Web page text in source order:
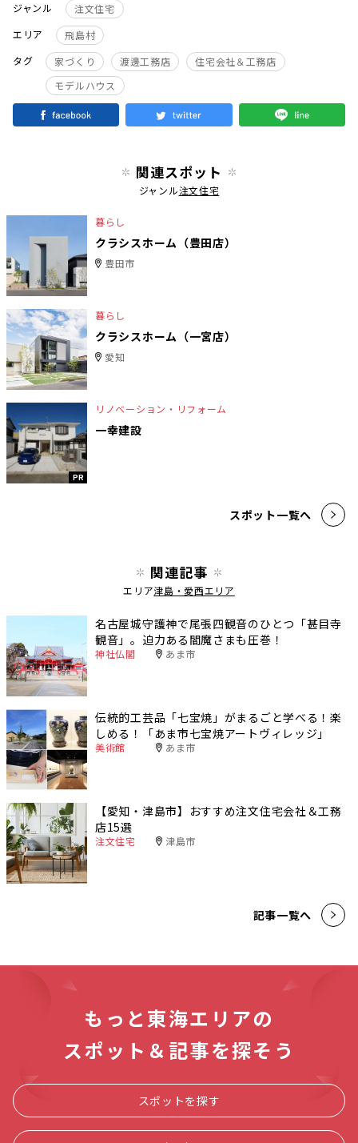
ジャンル
注文住宅
エリア
飛島村
タグ
家づくり 渡邊工務店
住宅会社＆工務店
モデルハウス
関連スポット
ジャンル注文住宅
暮らし
クラシスホーム（豊田店）
豊田市
暮らし
クラシスホーム（一宮店）
愛知
PR
リノベーション・リフォーム
一幸建設
スポット一覧へ
関連記事
エリア津島・愛西エリア
名古屋城守護神で尾張四観音のひとつ「甚目寺
観音」。迫力ある閻魔さまも圧巻！
神社仏閣 あま市
伝統的工芸品「七宝焼」がまるごと学べる！楽
しめる！「あま市七宝焼アートヴィレッジ」
美術館 あま市
【愛知・津島市】おすすめ注文住宅会社＆工務
店15選
注文住宅 津島市
記事一覧へ
もっと東海エリアの
スポット＆記事を探そう
スポットを探す